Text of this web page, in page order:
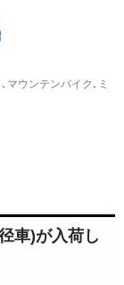
マウンテンバイク､ミ
車)が入荷し